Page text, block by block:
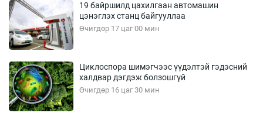
19 байршилд цахилгаан автомашин
цэнэглэх станц байгууллаа
Өчигдөр 17 цаг 00 мин
Циклоспора шимэгчээс үүдэлтэй гэдэсний
халдвар дэгдэж болзошгүй
Өчигдөр 16 цаг 30 мин